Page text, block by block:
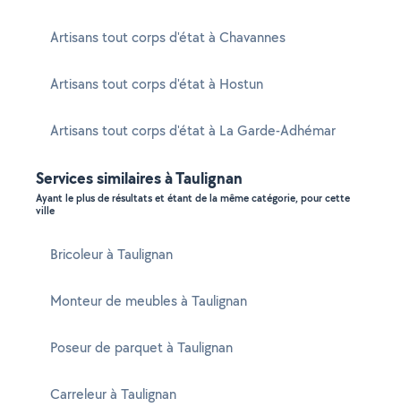
Artisans tout corps d'état à Chavannes
Artisans tout corps d'état à Hostun
Artisans tout corps d'état à La Garde-Adhémar
Services similaires à Taulignan
Ayant le plus de résultats et étant de la même catégorie, pour cette
ville
Bricoleur à Taulignan
Monteur de meubles à Taulignan
Poseur de parquet à Taulignan
Carreleur à Taulignan